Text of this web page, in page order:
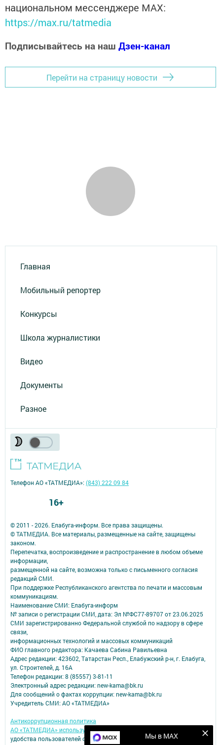
национальном мессенджере MАХ:
https://max.ru/tatmedia
Подписывайтесь на наш Дзен-канал
Перейти на страницу новости
Главная
Мобильный репортер
Конкурсы
Школа журналистики
Видео
Документы
Разное
Мы в MAX
© 2011 - 2026. Елабуга-информ. Все права защищены.
© ТАТМЕДИА. Все материалы, размещенные на сайте, защищены
законом.
Перепечатка, воспроизведение и распространение в любом объеме
информации,
размещенной на сайте, возможна только с письменного согласия
редакций СМИ.
При поддержке Республиканского агентства по печати и массовым
коммуникациям.
Наименование СМИ: Елабуга-информ
№ записи о регистрации СМИ, дата: Эл №ФС77-89707 от 23.06.2025
СМИ зарегистрированно Федеральной службой по надзору в сфере
связи,
информационных технологий и массовых коммуникаций
ФИО главного редактора: Качаева Сабина Равильевна
Адрес редакции: 423602, Татарстан Респ., Елабужский р-н, г. Елабуга,
ул. Строителей, д. 16А
Телефон редакции: 8 (85557) 3-81-11
Электронный адрес редакции: new-kama@bk.ru
Для сообщений о фактах коррупции: new-kama@bk.ru
Учредитель СМИ: АО «ТАТМЕДИА»
Антикоррупционная политика
АО «ТАТМЕДИА» использует «cookie»для персонализации сервисов и
удобства пользователей сайтом.
Телефон АО «ТАТМЕДИА»:(843) 222 09 84
16+